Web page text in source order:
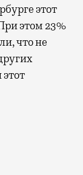
этот
этом 23%
что не
этот
о